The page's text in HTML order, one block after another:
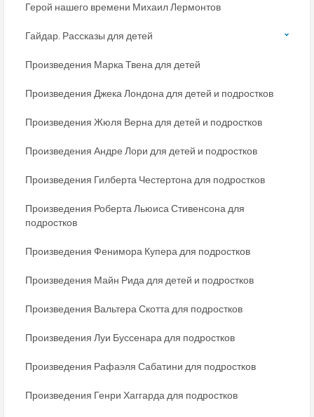
Герой нашего времени Михаил Лермонтов
Гайдар. Рассказы для детей
Произведения Марка Твена для детей
Произведения Джека Лондона для детей и подростков
Произведения Жюля Верна для детей и подростков
Произведения Андре Лори для детей и подростков
Произведения Гилберта Честертона для подростков
Произведения Роберта Льюиса Стивенсона для
подростков
Произведения Фенимора Купера для подростков
Произведения Майн Рида для детей и подростков
Произведения Вальтера Скотта для подростков
Произведения Луи Буссенара для подростков
Произведения Рафаэля Сабатини для подростков
Произведения Генри Хаггарда для подростков